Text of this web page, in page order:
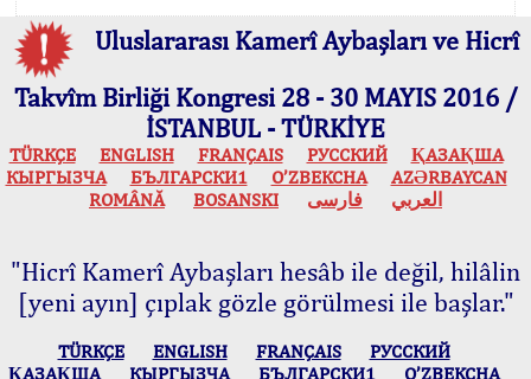
Uluslararası Kamerî Aybaşları ve Hicrî
Takvîm Birliği Kongresi 28 - 30 MAYIS 2016 /
İSTANBUL - TÜRKİYE
TÜRKÇE ENGLISH FRANÇAIS РУССКИЙ
ҚАЗАҚША
КЫPГЫЗЧA
БЪЛГАРСКИ1 O’ZBEKCHA
AZӘRBAYCAN
ROMÂNĂ
BOSANSKI العربي فارسی
"Hicrî Kamerî Aybaşları hesâb ile değil, hilâlin
[yeni ayın] çıplak gözle görülmesi ile başlar."
TÜRKÇE ENGLISH FRANÇAIS
РУССКИЙ
ҚАЗАҚША
КЫPГЫЗЧA БЪЛГАРСКИ1 O’ZBEKCHA